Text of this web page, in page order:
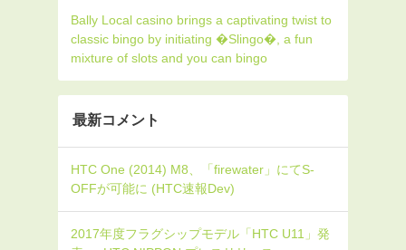
Bally Local casino brings a captivating twist to
classic bingo by initiating �Slingo�, a fun
mixture of slots and you can bingo
最新コメント